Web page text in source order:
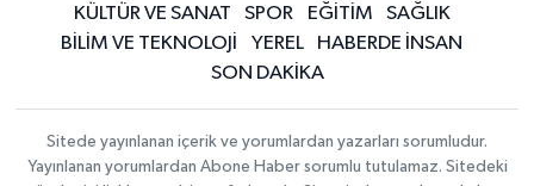
KÜLTÜR VE SANAT
SPOR EĞİTİM
SAĞLIK
BİLİM VE TEKNOLOJİ
YEREL
HABERDE İNSAN
SON DAKİKA
Sitede yayınlanan içerik ve yorumlardan yazarları sorumludur.
Yayınlanan yorumlardan Abone Haber sorumlu tutulamaz. Sitedeki